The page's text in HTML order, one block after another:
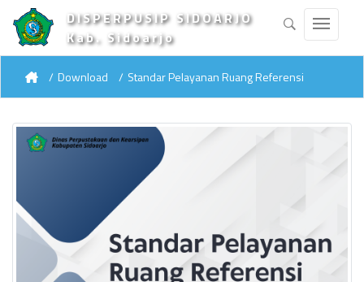
DISPERPUSIP SIDOARJO
Kab. Sidoarjo
Download Standar Pelayanan Ruang Referensi